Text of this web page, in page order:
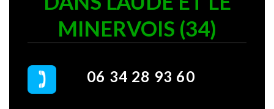
MINERVOIS (34)
06 34 28 93 60